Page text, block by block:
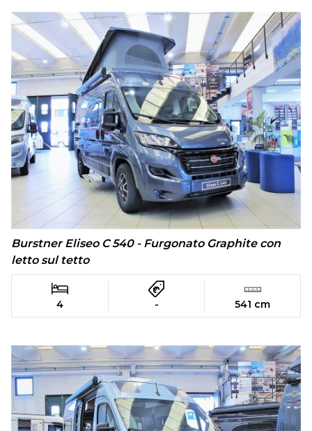
Burstner Eliseo C 540 - Furgonato Graphite con
letto sul tetto
4 - 541 cm